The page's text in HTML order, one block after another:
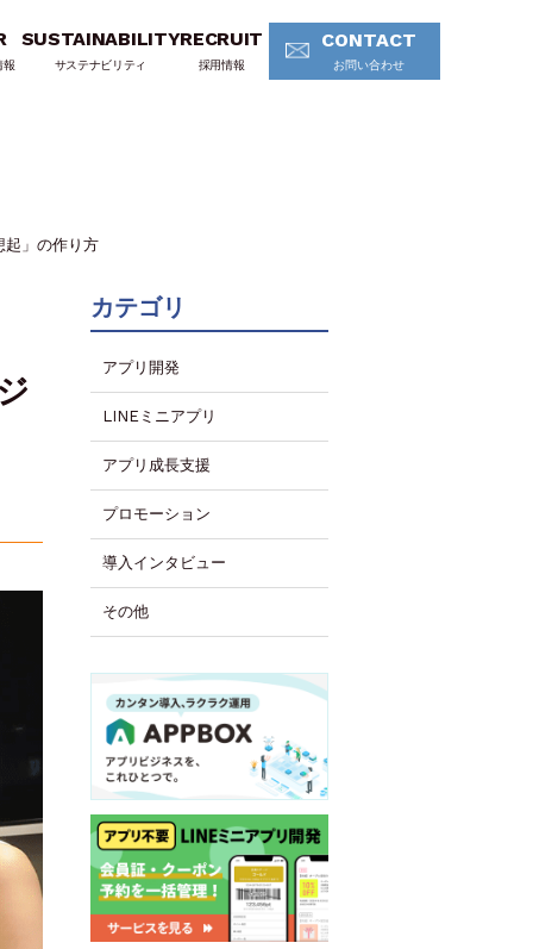
報
SUSTAINABILITY
サステナビリティ
RECRUIT
採用情報
CONTACT
お問い合わせ
起」の作り方
カテゴリ
アプリ開発
LINEミニアプリ
アプリ成長支援
プロモーション
導入インタビュー
その他